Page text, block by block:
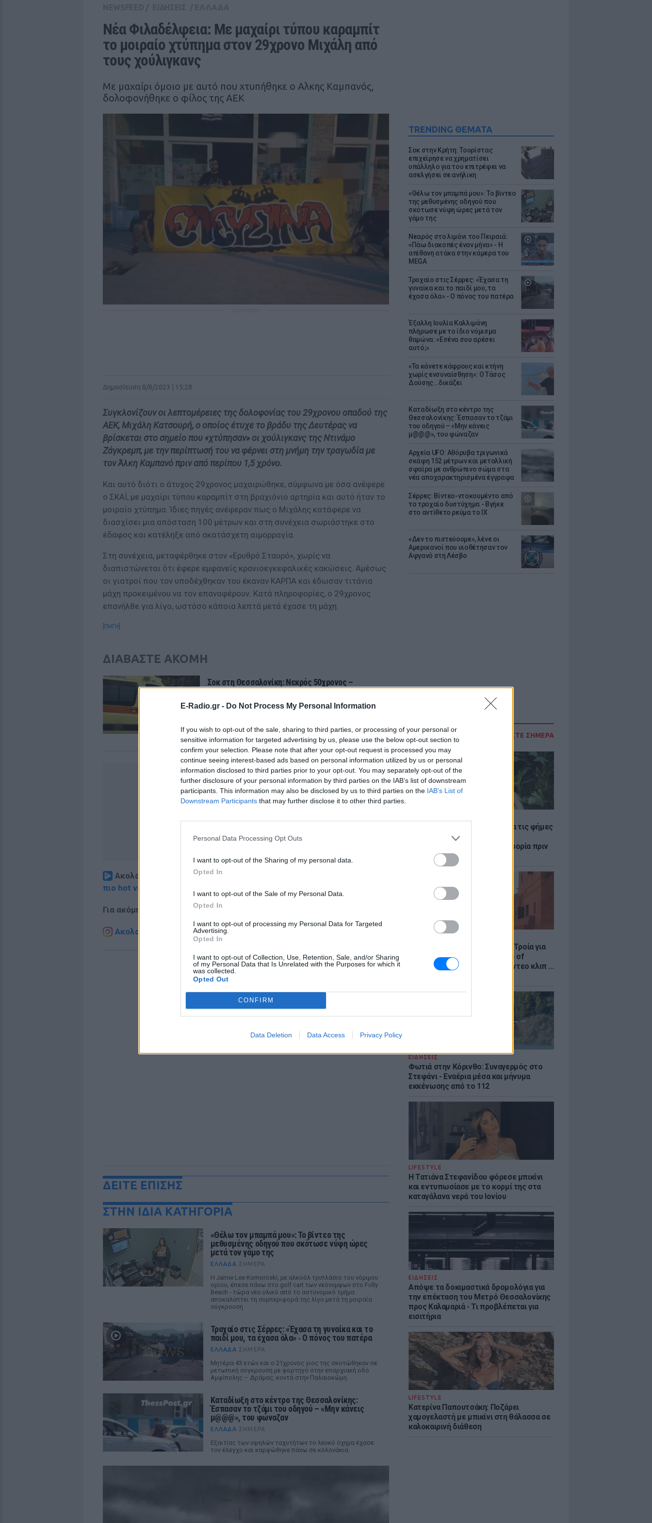
E-Radio.gr - Do Not Process My Personal Information
If you wish to opt-out of the sale, sharing to third parties, or processing of your personal or
sensitive information for targeted advertising by us, please use the below opt-out section to
confirm your selection. Please note that after your opt-out request is processed you may
continue seeing interest-based ads based on personal information utilized by us or personal
information disclosed to third parties prior to your opt-out. You may separately opt-out of the
further disclosure of your personal information by third parties on the IAB’s list of downstream
participants. This information may also be disclosed by us to third parties on the IAB’s List of
Downstream Participants that may further disclose it to other third parties.
Personal Data Processing Opt Outs
I want to opt-out of the Sharing of my personal data.
Opted In
I want to opt-out of the Sale of my Personal Data.
Opted In
I want to opt-out of processing my Personal Data for Targeted
Advertising.
Opted In
I want to opt-out of Collection, Use, Retention, Sale, and/or Sharing
of my Personal Data that Is Unrelated with the Purposes for which it
was collected.
Opted Out
CONFIRM
Data Deletion Data Access Privacy Policy
TRENDING ΘΕΜΑΤΑ
Σοκ στην Κρήτη: Τουρίστας
επιχείρησε να χρηματίσει
υπάλληλο για του επιτρέψει να
ασελγήσει σε ανήλικη
«Θέλω τον μπαμπά μου»: Το βίντεο
της μεθυσμένης οδηγού που
σκότωσε νύφη ώρες μετά τον
γάμο της
Νεαρός στο λιμάνι του Πειραιά:
«Πάω διακοπές έναν μήνα» - Η
απίθανη ατάκα στην κάμερα του
MEGA
Τροχαίο στις Σέρρες: «Έχασα τη
γυναίκα και το παιδί μου, τα
έχασα όλα» - Ο πόνος του πατέρα
Έξαλλη Ιουλία Καλλιμάνη
πλήρωσε με το ίδιο νόμισμα
θαμώνα: «Εσένα σου αρέσει
αυτό;»
«Τα κάνετε κάφρους και κτήνη
χωρίς ενσυναίσθηση»: Ο Τάσος
Δούσης...δικάζει
Καταδίωξη στο κέντρο της
Θεσσαλονίκης: Έσπασαν το τζάμι
του οδηγού – «Μην κάνεις
μ@@@», του φώναζαν
Αρχεία UFO: Αθόρυβα τριγωνικά
σκάφη 152 μέτρων και μεταλλική
σφαίρα με ανθρώπινο σώμα στα
νέα αποχαρακτηρισμένα έγγραφα
Σέρρες: Βίντεο-ντοκουμέντο από
το τροχαίο δυστύχημα - Βγήκε
στο αντίθετο ρεύμα το ΙΧ
«Δεν το πιστεύουμε», λένε οι
Αμερικανοί που υιοθέτησαν τον
Αφγανό στη Λέσβο
ΔΙΑΒΑΣΤΕ ΣΗΜΕΡΑ
Η Ελένη Βουλγαράκη ξεσπά για τις φήμες
χωρισμού με τον Ιωαννίδη:
«Διασταυρώστε καμία πληροφορία πριν
εκτοξεύσετε τη βλακεία σας»
Το μαροκινό χωριό που έγινε Τροία για
τον Nolan, Yunkai για το Game of
Thrones και σκηνικό για το βίντεο κλιπ ...
ΕΙΔΗΣΕΙΣ
Φωτιά στην Κόρινθο: Συναγερμός στο
Στεφάνι - Εναέρια μέσα και μήνυμα
εκκένωσης από το 112
LIFESTYLE
Η Τατιάνα Στεφανίδου φόρεσε μπικίνι
και εντυπωσίασε με το κορμί της στα
καταγάλανα νερά του Ιονίου
ΕΙΔΗΣΕΙΣ
Απόψε τα δοκιμαστικά δρομολόγια για
την επέκταση του Μετρό Θεσσαλονίκης
προς Καλαμαριά - Τι προβλέπεται για
εισιτήρια
LIFESTYLE
Κατερίνα Παπουτσάκη: Ποζάρει
χαμογελαστή με μπικίνι στη θάλασσα σε
καλοκαιρινή διάθεση
Νέα Φιλαδέλφεια: Με μαχαίρι τύπου καραμπίτ
το μοιραίο χτύπημα στον 29χρονο Μιχάλη από
τους χούλιγκανς
Με μαχαίρι όμοιο με αυτό που χτυπήθηκε ο Αλκης Καμπανός,
δολοφονήθηκε ο φίλος της ΑΕΚ
Δημοσίευση 8/8/2023 | 15:28
Συγκλονίζουν οι λεπτομέρειες της δολοφονίας του 29χρονου οπαδού της
ΑΕΚ, Μιχάλη Κατσουρή, ο οποίος έτυχε το βράδυ της Δευτέρας να
βρίσκεται στο σημείο που «χτύπησαν» οι χούλιγκανς της Ντινάμο
Ζάγκρεμπ, με την περίπτωσή του να φέρνει στη μνήμη την τραγωδία με
τον Άλκη Καμπανό πριν από περίπου 1,5 χρόνο.
Και αυτό διότι ο άτυχος 29χρονος μαχαιρώθηκε, σύμφωνα με όσα ανέφερε
ο ΣΚΑΪ, με μαχαίρι τύπου καραμπίτ στη βραχιόνιο αρτηρία και αυτό ήταν το
μοιραίο χτύπημα. Ίδιες πηγές ανέφεραν πως ο Μιχάλης κατάφερε να
διασχίσει μια απόσταση 100 μέτρων και στη συνέχεια σωριάστηκε στο
έδαφος και κατέληξε από ακατάσχετη αιμορραγία.
Στη συνέχεια, μεταφέρθηκε στον «Ερυθρό Σταυρό», χωρίς να
διαπιστώνεται ότι έφερε εμφανείς κρανιοεγκεφαλικές κακώσεις. Αμέσως
οι γιατροί που τον υποδέχθηκαν του έκαναν ΚΑΡΠΑ και έδωσαν τιτάνια
μάχη προκειμένου να τον επαναφέρουν. Κατά πληροφορίες, ο 29χρονος
επανήλθε για λίγο, ωστόσο κάποια λεπτά μετά έχασε τη μάχη.
[ΠΗΓΗ]
ΔΙΑΒΑΣΤΕ ΑΚΟΜΗ
Σοκ στη Θεσσαλονίκη: Νεκρός 50χρονος –
Έκανε παρατήρηση σε ντελιβερά και τον
ΕΛΛΆΔΑ ΠΡΙΝ 156 ΕΒΔΟΜΆΔΕΣ
ΔΙΑΦΗΜΙΣΗ
Ακολουθήστε το E-Radio.gr στο
πιο hot νέα
Για ακόμη περισσότερανέα, μπείτε στην
Ακολουθήστε το E-Radio.gr και στο Instagram
ΔΕΙΤΕ ΕΠΙΣΗΣ
ΣΤΗΝ ΙΔΙΑ ΚΑΤΗΓΟΡΙΑ
«Θέλω τον μπαμπά μου»: Το βίντεο της
μεθυσμένης οδηγού που σκότωσε νύφη ώρες
μετά τον γάμο της
ΕΛΛΆΔΑ ΣΉΜΕΡΑ
Η Jamie Lee Komoroski, με αλκοόλ τριπλάσιο του νόμιμου
ορίου, έπεσε πάνω στο golf cart των νεόνυμφων στο Folly
Beach - τώρα νέο υλικό από το αστυνομικό τμήμα
αποκαλύπτει τη συμπεριφορά της λίγο μετά τη μοιραία
σύγκρουση
Τροχαίο στις Σέρρες: «Έχασα τη γυναίκα και το
παιδί μου, τα έχασα όλα» ‑ Ο πόνος του πατέρα
ΕΛΛΆΔΑ ΣΉΜΕΡΑ
Μητέρα 43 ετών και ο 21χρονος γιος της σκοτώθηκαν σε
μετωπική σύγκρουση με φορτηγό στην επαρχιακή οδό
Αμφίπολης – Δράμας, κοντά στην Παλαιοκώμη.
Καταδίωξη στο κέντρο της Θεσσαλονίκης:
Έσπασαν το τζάμι του οδηγού – «Μην κάνεις
μ@@@», του φώναζαν
ΕΛΛΆΔΑ ΣΉΜΕΡΑ
Εξαιτίας των υψηλών ταχυτήτων το λευκό όχημα έχασε
τον έλεγχο και καρφώθηκε πάνω σε κολονάκια.